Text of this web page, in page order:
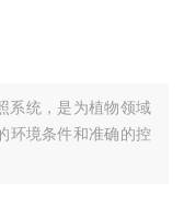
系统，是为植物领域
环境条件和准确的控